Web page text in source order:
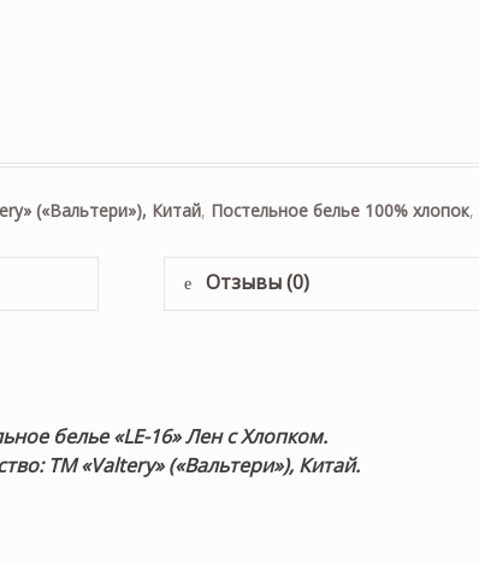
(«Вальтери»), Китай, Постельное белье 100% хлопок,
Отзывы (0)
белье «LE-16» Лен с Хлопком.
ТМ «Valtery» («Вальтери»), Китай.